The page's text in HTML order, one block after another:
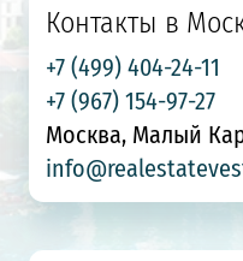
Контакты в
+7 (499) 404-24-11
+7 (967) 154-97-27
Москва, Малый